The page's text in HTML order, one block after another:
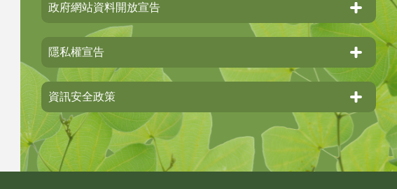
政府網站資料開放宣告
隱私權宣告
資訊安全政策